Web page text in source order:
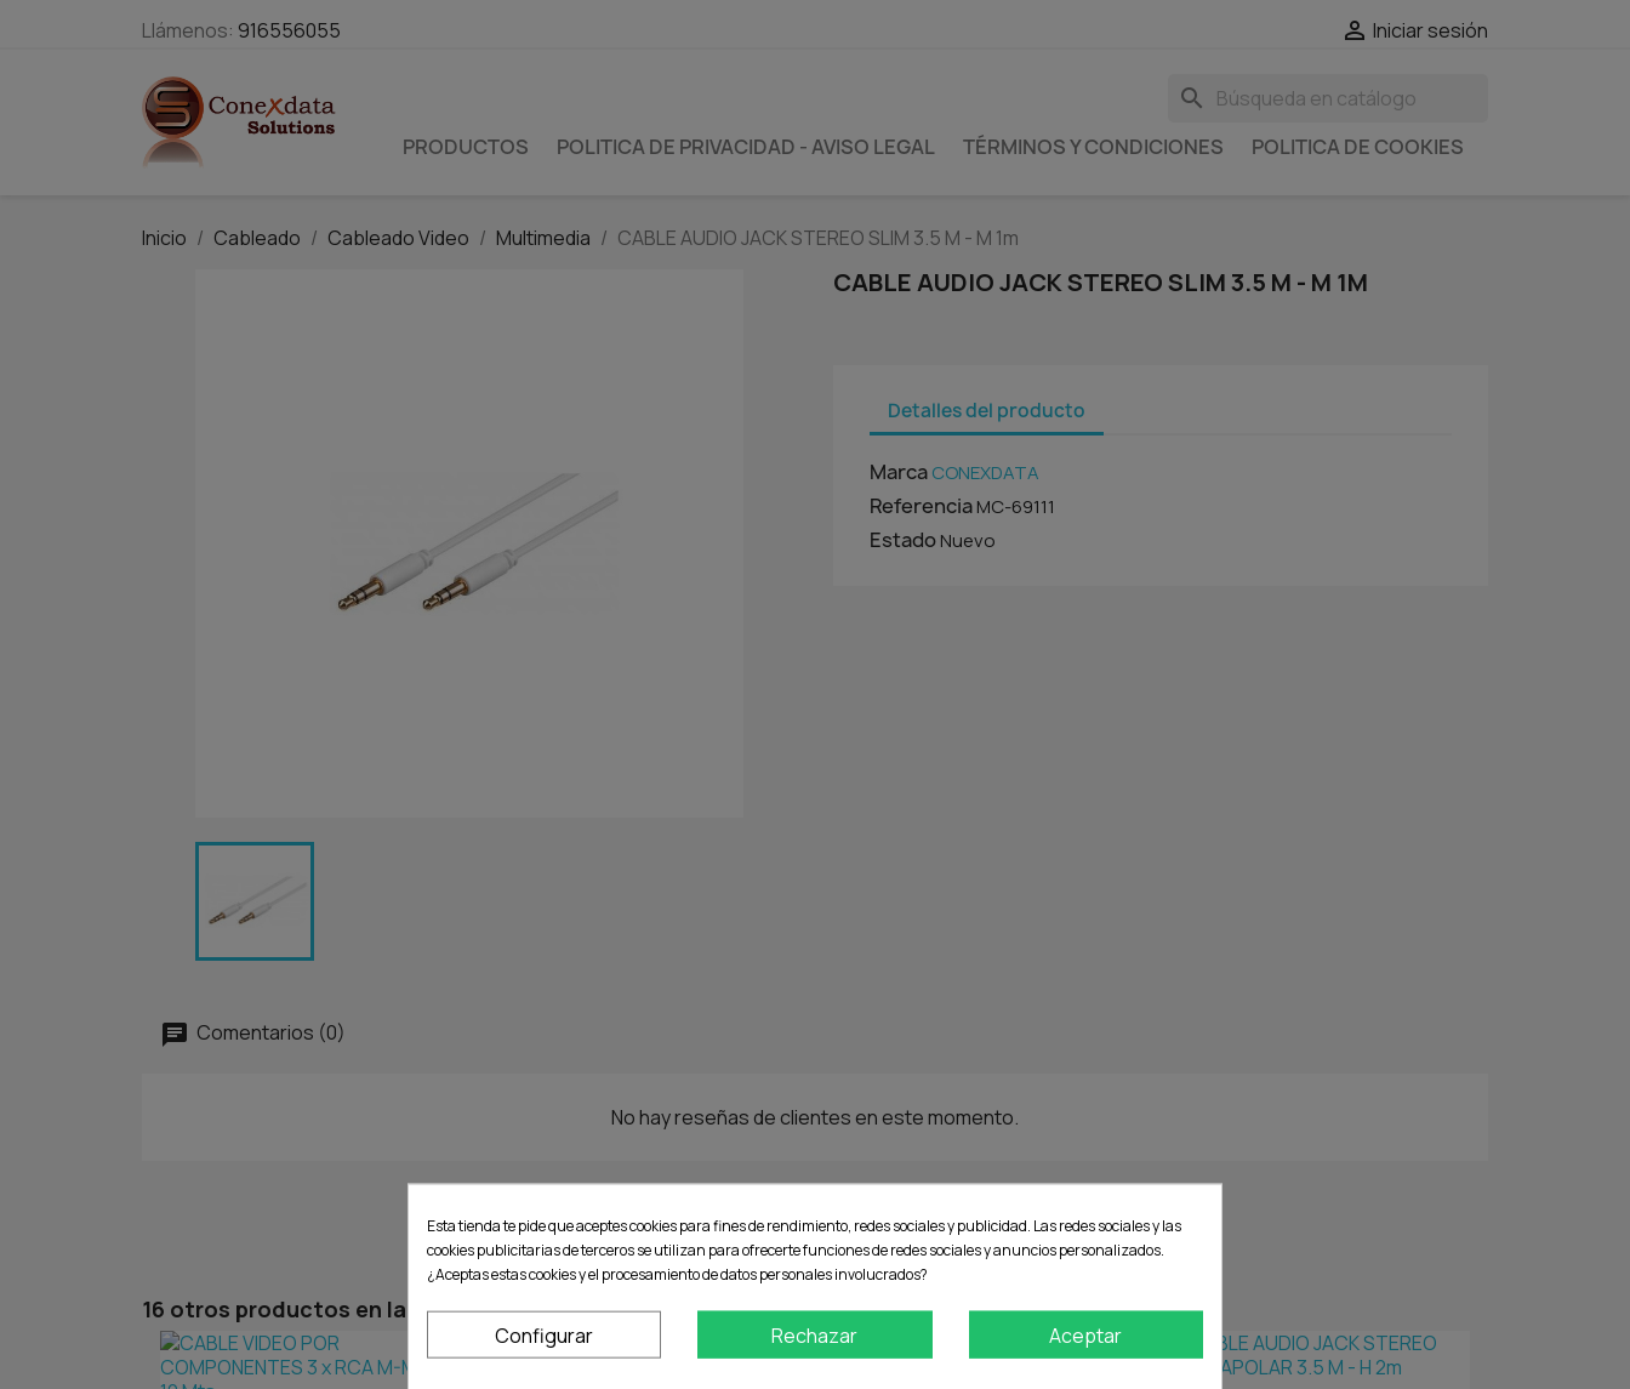
Llámenos: 916556055  Iniciar sesión
search
PRODUCTOS POLITICA DE PRIVACIDAD - AVISO LEGAL TÉRMINOS Y CONDICIONES POLITICA DE COOKIES
Inicio Cableado Cableado Video Multimedia CABLE AUDIO JACK STEREO SLIM 3.5 M - M 1m
CABLE AUDIO JACK STEREO SLIM 3.5 M - M 1M
Detalles del producto
MarcaCONEXDATA
ReferenciaMC-69111
EstadoNuevo
Comentarios (0)
No hay reseñas de clientes en este momento.
16 otros productos en la misma categoría:
Esta tienda te pide que aceptes cookies para fines de rendimiento, redes sociales y publicidad. Las redes sociales y las
cookies publicitarias de terceros se utilizan para ofrecerte funciones de redes sociales y anuncios personalizados.
¿Aceptas estas cookies y el procesamiento de datos personales involucrados?
Configurar Rechazar Aceptar